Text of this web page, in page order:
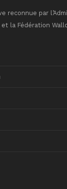
reconnue par
et la Fédération